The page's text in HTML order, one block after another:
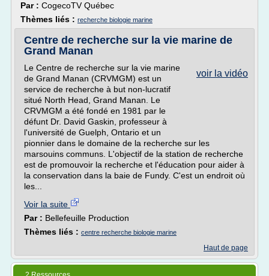
Par : CogecoTV Québec
Thèmes liés : recherche biologie marine
Centre de recherche sur la vie marine de
Grand Manan
voir la vidéo
Le Centre de recherche sur la vie marine
de Grand Manan (CRVMGM) est un
service de recherche à but non-lucratif
situé North Head, Grand Manan. Le
CRVMGM a été fondé en 1981 par le
défunt Dr. David Gaskin, professeur à
l'université de Guelph, Ontario et un
pionnier dans le domaine de la recherche sur les
marsouins communs. L'objectif de la station de recherche
est de promouvoir la recherche et l'éducation pour aider à
la conservation dans la baie de Fundy. C'est un endroit où
les...
Voir la suite
Par : Bellefeuille Production
Thèmes liés : centre recherche biologie marine
Haut de page